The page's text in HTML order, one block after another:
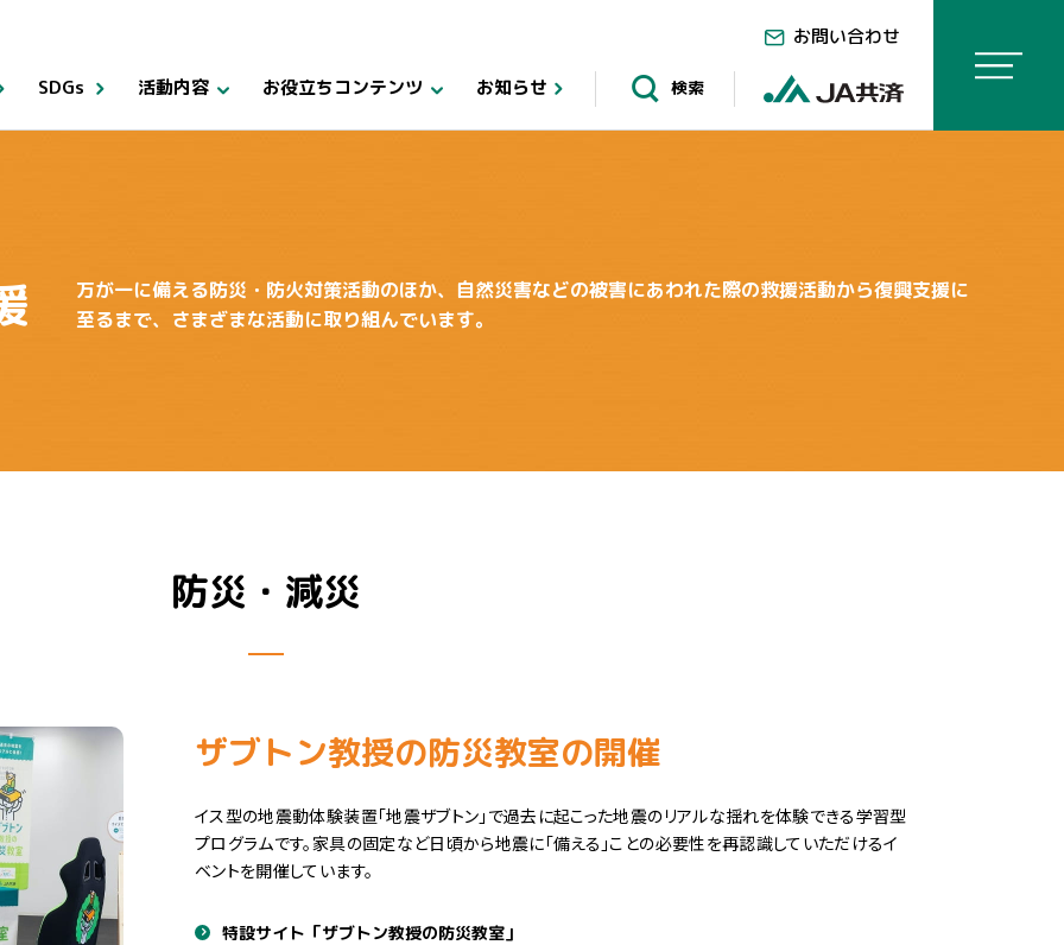
お問い合わせ
SDGs 活動内容 お役立ちコンテンツ お知らせ 検索
万が一に備える防災・防火対策活動のほか、自然災害などの被害にあわれた際の救援活動から復興支援に
至るまで、さまざまな活動に取り組んでいます。
防災・減災
ザブトン教授の防災教室の開催
イス型の地震動体験装置「地震ザブトン」で過去に起こった地震のリアルな揺れを体験できる学習型
プログラムです。家具の固定など日頃から地震に「備える」ことの必要性を再認識していただけるイ
ベントを開催しています。
特設サイト「ザブトン教授の防災教室」